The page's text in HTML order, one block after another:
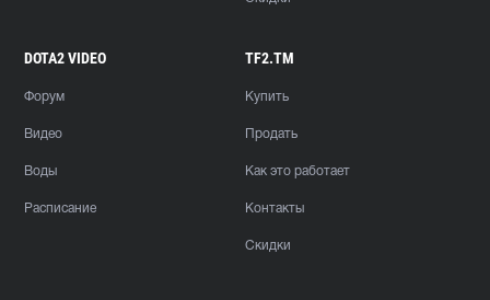
DOTA2 VIDEO
Форум
Видео
Воды
Расписание
TF2.TM
Купить
Продать
Как это работает
Контакты
Скидки